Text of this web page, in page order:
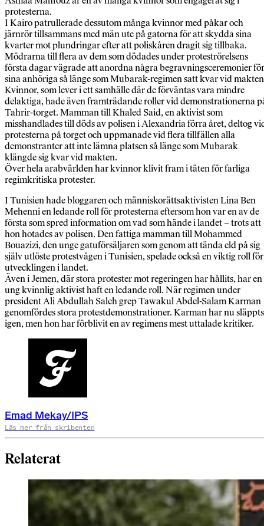
protesterna.
I Kairo patrullerade dessutom många kvinnor med påkar och
järnrör tillsammans med män ute på gatorna för att skydda sina
kvarter mot plundringar efter att poliskåren dragit sig tillbaka.
Mödrarna till flera av dem som dödades under proteströrelsens
första dagar vägrade att anordna några begravningsceremonier för
sina anhöriga så länge som Mubarak-regimen satt kvar vid
Kvinnor, som lever i ett samhälle där de förväntas vara mindre
delaktiga, hade även framträdande roller vid demonstrationerna
Tahrir-torget. Mamman till Khaled Said, en aktivist som
misshandlades till döds av polisen i Alexandria förra året, deltog
protesterna på torget och uppmanade vid flera tillfällen alla
demonstranter att inte lämna platsen så länge som Mubarak
klängde sig kvar vid makten.
Över hela arabvärlden har kvinnor klivit fram i täten för farliga
regimkritiska protester.
I Tunisien hade bloggaren och människorättsaktivisten Lina Ben
Mehenni en ledande roll för protesterna eftersom hon var en av de
första som spred information om vad som hände i landet – trots att
hon hotades av polisen. Den fattiga mamman till Mohammed
Bouazizi, den unge gatuförsäljaren som genom att tända eld på sig
själv utlöste protestvågen i Tunisien, spelade också en viktig roll för
utvecklingen i landet.
Även i Jemen, där stora protester mot regeringen har hållits, har en
ung kvinnlig aktivist haft en ledande roll. När regimen under
president Ali Abdullah Saleh grep Tawakul Abdel-Salam Karman
genomfördes stora protestdemonstrationer. Karman har nu släppts
igen, men hon har förblivit en av regimens mest uttalade kritiker.
Emad Mekay/IPS
Läs mer från skribenten
Relaterat